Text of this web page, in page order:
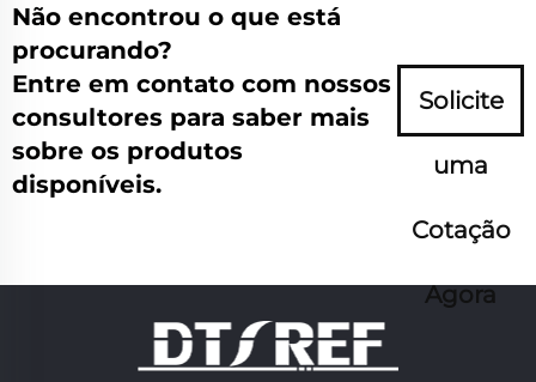
Não encontrou o que está
procurando?
Entre em contato com nossos
consultores para saber mais
sobre os produtos
disponíveis.
Solicite
uma
Cotação
Agora